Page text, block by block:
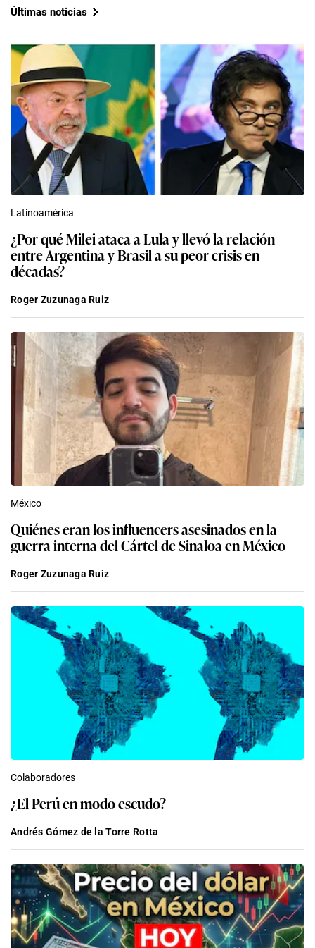
Últimas noticias
Latinoamérica
¿Por qué Milei ataca a Lula y llevó la relación
entre Argentina y Brasil a su peor crisis en
décadas?
Roger Zuzunaga Ruiz
México
Quiénes eran los influencers asesinados en la
guerra interna del Cártel de Sinaloa en México
Roger Zuzunaga Ruiz
Colaboradores
¿El Perú en modo escudo?
Andrés Gómez de la Torre Rotta